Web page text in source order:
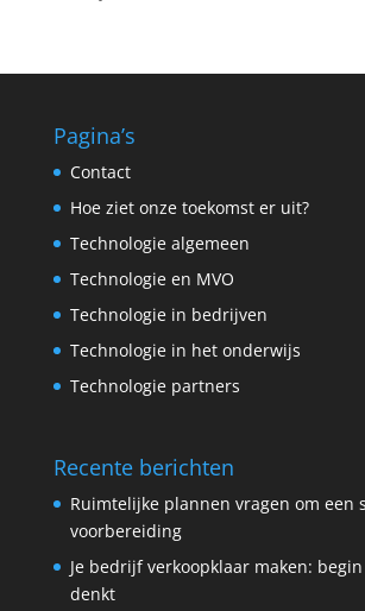
Pagina’s
Contact
Hoe ziet onze toekomst er uit?
Technologie algemeen
Technologie en MVO
Technologie in bedrijven
Technologie in het onderwijs
Technologie partners
Recente berichten
Ruimtelijke plannen vragen om een
voorbereiding
Je bedrijf verkoopklaar maken:
denkt